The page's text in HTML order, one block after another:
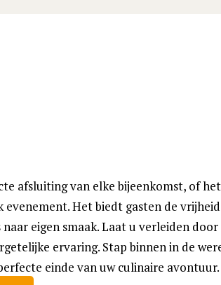
afsluiting van elke bijeenkomst, of
Het biedt gasten de
eigen smaak. Laat u verleiden
ervaring. Stap binnen in de
einde van uw culinaire avontuur.